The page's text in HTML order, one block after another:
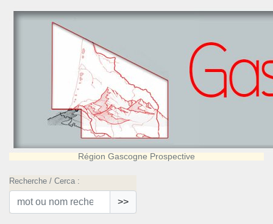
Région Gascogne Prospective
Recherche / Cerca :
>>